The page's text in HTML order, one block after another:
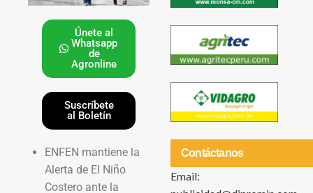
Únete al
Whatsapp
de
Agronline
Suscríbete
al Boletín
ENFEN mantiene la
Alerta de El Niño
Costero ante la
Contáctanos
Email: